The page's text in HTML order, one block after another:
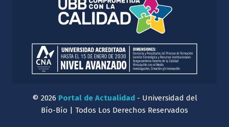
© 2026 Portal de Actualidad- Universidad del
Bío-Bío | Todos Los Derechos Reservados